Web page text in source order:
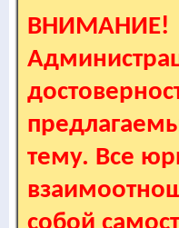
ВНИМАНИЕ!
тему. Все